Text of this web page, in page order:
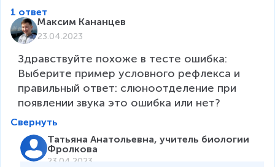
1 ответ
Максим Кананцев
23.04.2023
Здравствуйте похоже в тесте ошибка:
Выберите пример условного рефлекса и
правильный ответ: слюноотделение при
появлении звука это ошибка или нет?
Свернуть
Татьяна Анатольевна, учитель биологии
Фролкова
23.04.2023